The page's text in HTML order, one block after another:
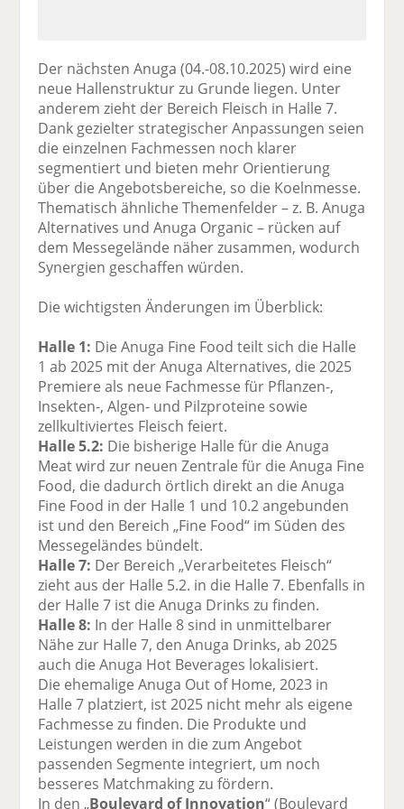
Der nächsten Anuga (04.-08.10.2025) wird eine
neue Hallenstruktur zu Grunde liegen. Unter
anderem zieht der Bereich Fleisch in Halle 7.
Dank gezielter strategischer Anpassungen seien
die einzelnen Fachmessen noch klarer
segmentiert und bieten mehr Orientierung
über die Angebotsbereiche, so die Koelnmesse.
Thematisch ähnliche Themenfelder – z. B. Anuga
Alternatives und Anuga Organic – rücken auf
dem Messegelände näher zusammen, wodurch
Synergien geschaffen würden.
Die wichtigsten Änderungen im Überblick:
Halle 1: Die Anuga Fine Food teilt sich die Halle
1 ab 2025 mit der Anuga Alternatives, die 2025
Premiere als neue Fachmesse für Pflanzen-,
Insekten-, Algen- und Pilzproteine sowie
zellkultiviertes Fleisch feiert.
Halle 5.2: Die bisherige Halle für die Anuga
Meat wird zur neuen Zentrale für die Anuga Fine
Food, die dadurch örtlich direkt an die Anuga
Fine Food in der Halle 1 und 10.2 angebunden
ist und den Bereich „Fine Food“ im Süden des
Messegeländes bündelt.
Halle 7: Der Bereich „Verarbeitetes Fleisch“
zieht aus der Halle 5.2. in die Halle 7. Ebenfalls in
der Halle 7 ist die Anuga Drinks zu finden.
Halle 8: In der Halle 8 sind in unmittelbarer
Nähe zur Halle 7, den Anuga Drinks, ab 2025
auch die Anuga Hot Beverages lokalisiert.
Die ehemalige Anuga Out of Home, 2023 in
Halle 7 platziert, ist 2025 nicht mehr als eigene
Fachmesse zu finden. Die Produkte und
Leistungen werden in die zum Angebot
passenden Segmente integriert, um noch
besseres Matchmaking zu fördern.
In den „Boulevard of Innovation“ (Boulevard